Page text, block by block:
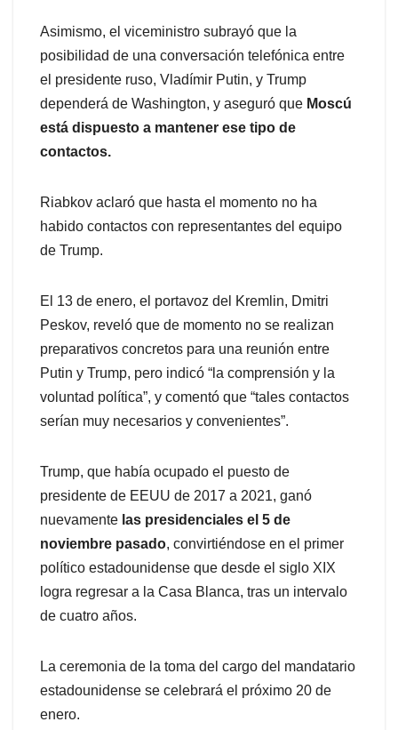
Asimismo, el viceministro subrayó que la
posibilidad de una conversación telefónica entre
el presidente ruso, Vladímir Putin, y Trump
dependerá de Washington, y aseguró que Moscú
está dispuesto a mantener ese tipo de
contactos.
Riabkov aclaró que hasta el momento no ha
habido contactos con representantes del equipo
de Trump.
El 13 de enero, el portavoz del Kremlin, Dmitri
Peskov, reveló que de momento no se realizan
preparativos concretos para una reunión entre
Putin y Trump, pero indicó “la comprensión y la
voluntad política”, y comentó que “tales contactos
serían muy necesarios y convenientes”.
Trump, que había ocupado el puesto de
presidente de EEUU de 2017 a 2021, ganó
nuevamente las presidenciales el 5 de
noviembre pasado, convirtiéndose en el primer
político estadounidense que desde el siglo XIX
logra regresar a la Casa Blanca, tras un intervalo
de cuatro años.
La ceremonia de la toma del cargo del mandatario
estadounidense se celebrará el próximo 20 de
enero.